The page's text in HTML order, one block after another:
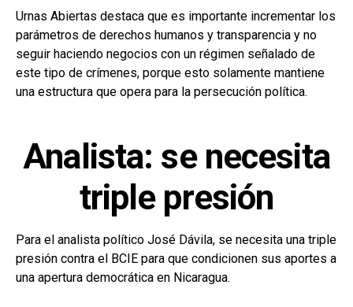
Urnas Abiertas destaca que es importante incrementar los
parámetros de derechos humanos y transparencia y no
seguir haciendo negocios con un régimen señalado de
este tipo de crímenes, porque esto solamente mantiene
una estructura que opera para la persecución política.
Analista: se necesita
triple presión
Para el analista político José Dávila, se necesita una triple
presión contra el BCIE para que condicionen sus aportes a
una apertura democrática en Nicaragua.